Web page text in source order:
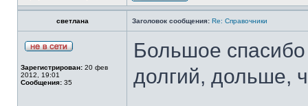
светлана Заголовок сообщения: Re: Справочники
Зарегистрирован: 20 фев
2012, 19:01
Сообщения: 35
Большое
долгий, дольше,